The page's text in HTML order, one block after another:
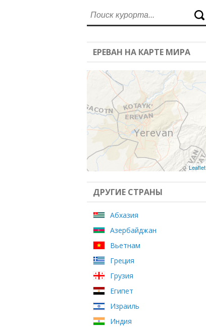
ЕРЕВАН НА КАРТЕ МИРА
Leaflet
ДРУГИЕ СТРАНЫ
Абхазия
Азербайджан
Вьетнам
Греция
Грузия
Египет
Израиль
Индия